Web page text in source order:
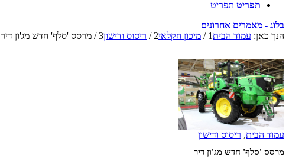
תפריט תפריט
בלוג - מאמרים אחרונים
הנך כאן: עמוד הבית1
/ מיכון חקלאי2
/ ריסוס ודישון3
/ מרסס 'סלף' חדש מג'ון דיר
עמוד הבית, ריסוס ודישון
מרסס 'סלף' חדש מג'ון דיר